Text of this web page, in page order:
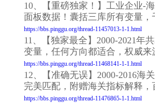
10、【重磅独家！】工业企业-
面板数据！囊括三库所有变量，
https://bbs.pinggu.org/thread-11457013-1-1.html
11、【独家最全】2000-2021年
变量，任何方向都适合，权威来
https://bbs.pinggu.org/thread-11468141-1-1.html
12、【准确无误】2000-2016海
完美匹配，附赠海关指标解释，
https://bbs.pinggu.org/thread-11476865-1-1.html